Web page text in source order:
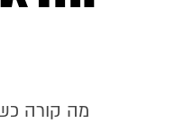
מה קורה